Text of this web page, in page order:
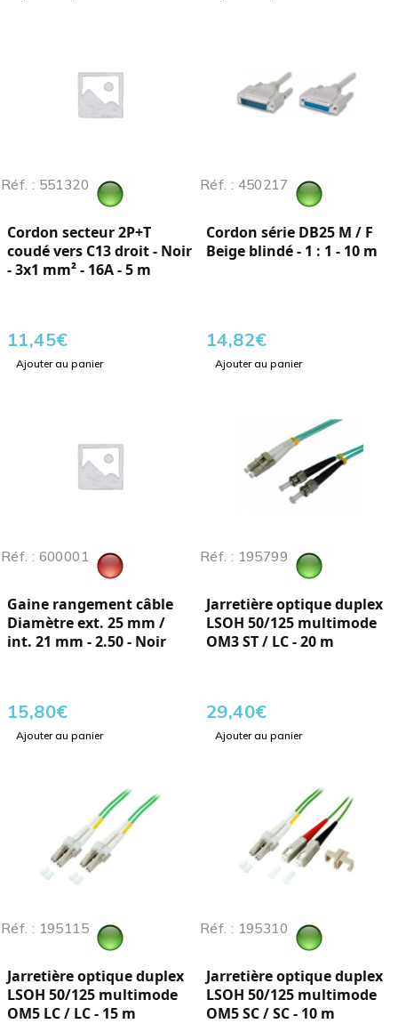
Réf. : 551320
Cordon secteur 2P+T
coudé vers C13 droit - Noir
- 3x1 mm² - 16A - 5 m
11,45€
Ajouter au panier
Réf. : 450217
Cordon série DB25 M / F
Beige blindé - 1 : 1 - 10 m
14,82€
Ajouter au panier
Réf. : 600001
Gaine rangement câble
Diamètre ext. 25 mm /
int. 21 mm - 2.50 - Noir
15,80€
Ajouter au panier
Réf. : 195799
Jarretière optique duplex
LSOH 50/125 multimode
OM3 ST / LC - 20 m
29,40€
Ajouter au panier
Réf. : 195115
Jarretière optique duplex
LSOH 50/125 multimode
OM5 LC / LC - 15 m
Réf. : 195310
Jarretière optique duplex
LSOH 50/125 multimode
OM5 SC / SC - 10 m